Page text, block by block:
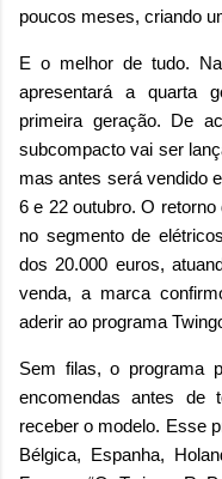
poucos meses, criando
E o melhor de tudo.
apresentará a quarta
primeira geração. De
subcompacto vai ser
mas antes será vendido
6 e 22 outubro. O
no segmento de
dos 20.000 euros,
venda, a marca
aderir ao programa
Sem filas, o programa
encomendas antes
receber o modelo. Esse
Bélgica, Espanha,